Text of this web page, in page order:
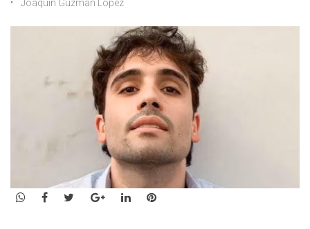
Joaquín Guzmán López
WhatsApp
Facebook
TwitterGoogle+LinkedInPinterest